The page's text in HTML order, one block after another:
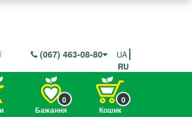
(067) 463-08-80
UA
RU
Бажання
0
Кошик
0